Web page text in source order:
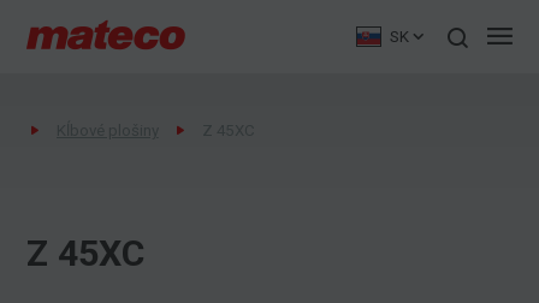
SK
Z 45XC